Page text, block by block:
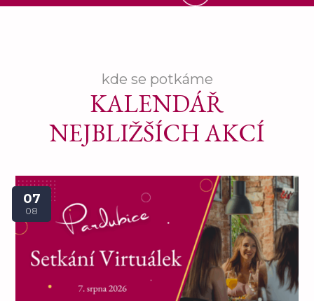
kde se potkáme
KALENDÁŘ
NEJBLIŽŠÍCH AKCÍ
07
08